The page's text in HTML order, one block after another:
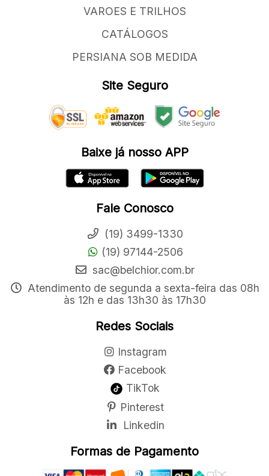
VAROES E TRILHOS
CATÁLOGOS
PERSIANA SOB MEDIDA
Site Seguro
Baixe já nosso APP
Fale Conosco
(19) 3499-1330
(19) 97144-2506
sac@belchior.com.br
Atendimento de segunda a sexta-feira das 08h
às 12h e das 13h30 às 17h30
Redes Sociais
Instagram
Facebook
TikTok
Pinterest
Linkedin
Formas de Pagamento